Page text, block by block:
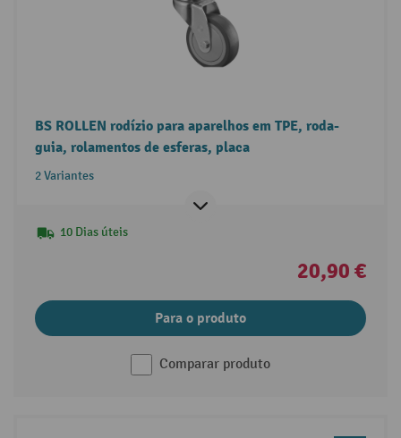
BS ROLLEN rodízio para aparelhos em TPE, roda-
guia, rolamentos de esferas, placa
2 Variantes
10 Dias úteis
20,90 €
Para o produto
Comparar produto